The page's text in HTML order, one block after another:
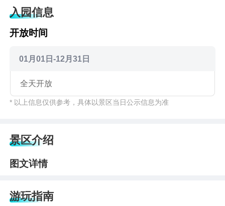
入园信息
开放时间
01月01日-12月31日
全天开放
* 以上信息仅供参考，具体以景区当日公示信息为准
景区介绍
图文详情
游玩指南